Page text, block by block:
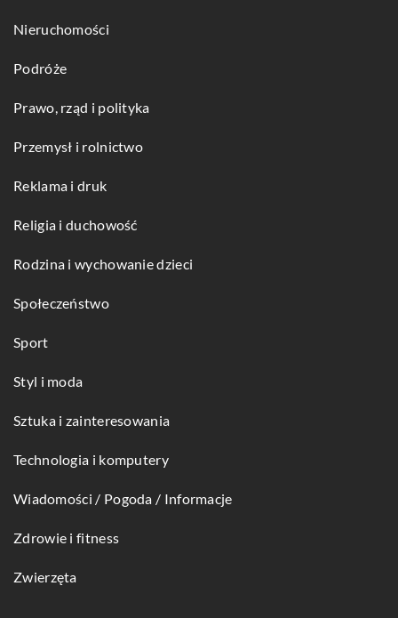
Nieruchomości
Podróże
Prawo, rząd i polityka
Przemysł i rolnictwo
Reklama i druk
Religia i duchowość
Rodzina i wychowanie dzieci
Społeczeństwo
Sport
Styl i moda
Sztuka i zainteresowania
Technologia i komputery
Wiadomości / Pogoda / Informacje
Zdrowie i fitness
Zwierzęta